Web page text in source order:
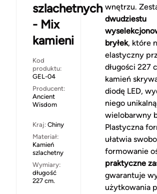
szlachetnych
- Mix
kamieni
Kod
produktu:
GEL-04
Producent:
Ancient
Wisdom
Kraj: Chiny
Materiał:
Kamień
szlachetny
Wymiary:
długość
227 cm.
wnętrzu.
dwudziestu
bryłek, które
elastyczny
długości 227
kamień
diodę LED,
niego
wielobarwny
Plastyczna
ułatwia
formowanie
praktyczne
gwarantuje
użytkowania